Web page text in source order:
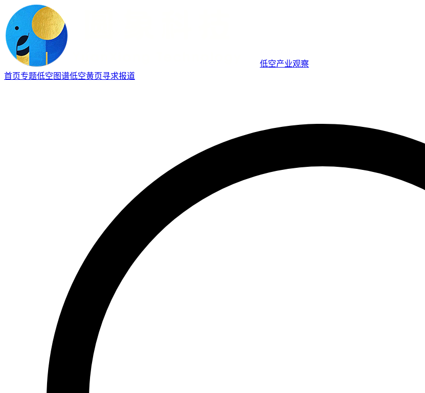
低空产业观察
首页专题低空图谱低空黄页寻求报道